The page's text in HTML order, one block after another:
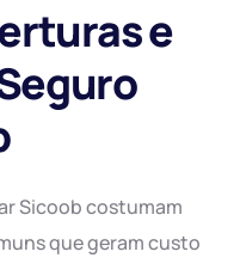
e
Sicoob costumam
que geram custo